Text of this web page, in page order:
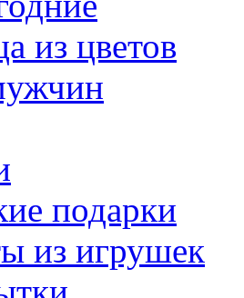
из цветов
подарки
из игрушек